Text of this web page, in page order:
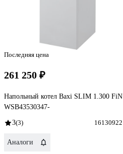
Последняя цена
261 250 ₽
Напольный котел Baxi SLIM 1.300 FiN
WSB43530347-
3(3) 16130922
Аналоги